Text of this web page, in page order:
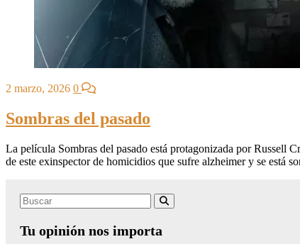
2 marzo, 2026 0
Sombras del pasado
La película Sombras del pasado está protagonizada por Russell
de este exinspector de homicidios que sufre alzheimer y se está
Search
Tu opinión nos importa